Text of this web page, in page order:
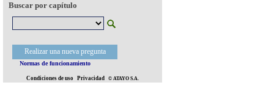
Buscar por capítulo
Realizar una nueva pregunta
Normas de funcionamiento
Condiciones de uso Privacidad © ATAYO S.A.